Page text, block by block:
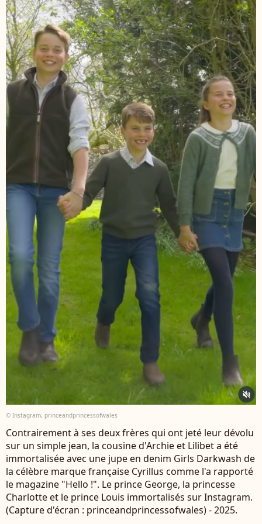
© Instagram, princeandprincessofwales
Contrairement à ses deux frères qui ont jeté leur dévolu
sur un simple jean, la cousine d'Archie et Lilibet a été
immortalisée avec une jupe en denim Girls Darkwash de
la célèbre marque française Cyrillus comme l'a rapporté
le magazine "Hello !". Le prince George, la princesse
Charlotte et le prince Louis immortalisés sur Instagram.
(Capture d'écran : princeandprincessofwales) - 2025.